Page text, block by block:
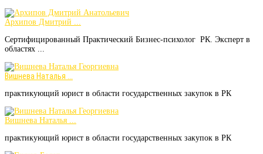
Архипов Дмитрий ...
Сертифицированный Практический Бизнес-психолог РК. Эксперт в
областях ...
Вишнева Наталья ...
практикующий юрист в области государственных закупок в РК
Вишнева Наталья ...
практикующий юрист в области государственных закупок в РК